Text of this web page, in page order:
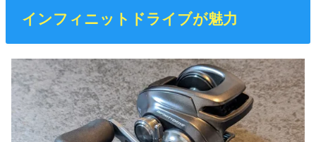
インフィニットドライブが魅力